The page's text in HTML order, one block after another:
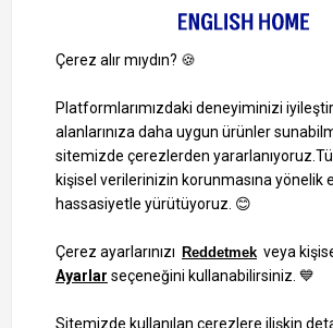
1000 TL ve Üzeri Alışverişlerinizde Kargo Bedava!
Bilgi Toplum Hizmetleri
KVKK Veri İşleme Politikamız